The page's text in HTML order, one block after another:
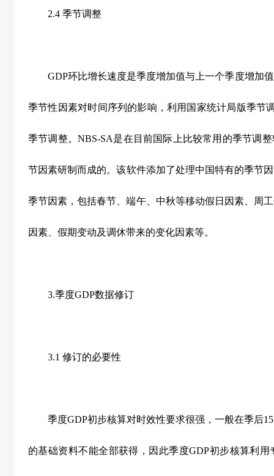
2.4 季节调整
GDP环比增长速度是季度增加值与上一个季度增加值
季节性因素对时间序列的影响，利用国家统计局版季节
季节调整。NBS-SA是在目前国际上比较常用的季节调
节因素研制而成的。该软件添加了处理中国特有的季节
季节因素，包括春节、端午、中秋等移动假日因素、周
因素、假期变动及调休带来的变化因素等。
3.季度GDP数据修订
3.1 修订的必要性
季度GDP初步核算对时效性要求很强，一般在季后15
的基础资料不能全部获得，因此季度GDP初步核算利